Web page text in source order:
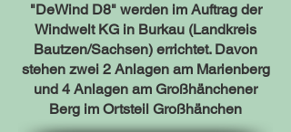
"DeWind D8" werden im Auftrag der
Windwelt KG in Burkau (Landkreis
Bautzen/Sachsen) errichtet. Davon
stehen zwei 2 Anlagen am Marienberg
und 4 Anlagen am Großhänchener
Berg im Ortsteil Großhänchen